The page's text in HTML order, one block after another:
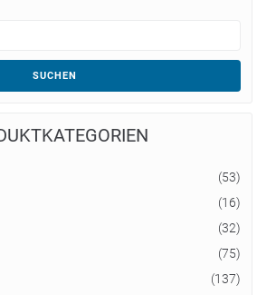
SUCHEN
(53)
(16)
(32)
(75)
(137)